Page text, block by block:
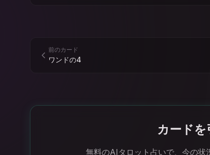
前のカード
ワンドの4
カード
無料のAIタロット占いで、今の状